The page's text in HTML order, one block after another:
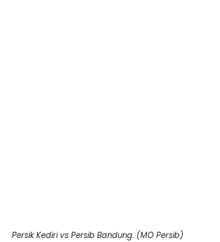
Persik Kediri vs Persib Bandung. (MO Persib)